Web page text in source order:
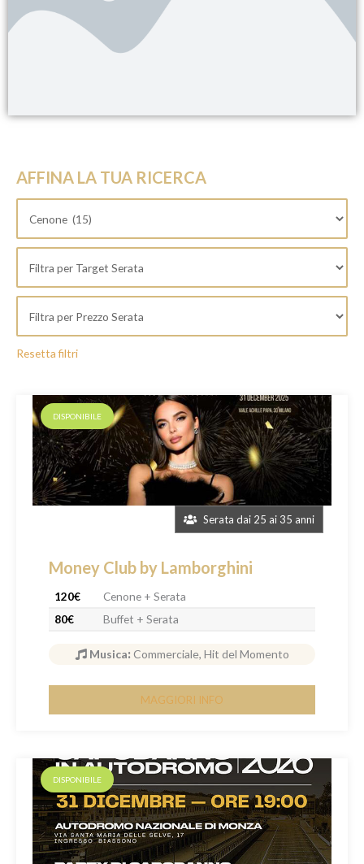
AFFINA LA TUA RICERCA
Resetta filtri
Serata dai 25 ai 35 anni
DISPONIBILE
Money Club by Lamborghini
120€
Cenone + Serata
80€
Buffet + Serata
Musica: Commerciale, Hit del Momento
MAGGIORI INFO
DISPONIBILE